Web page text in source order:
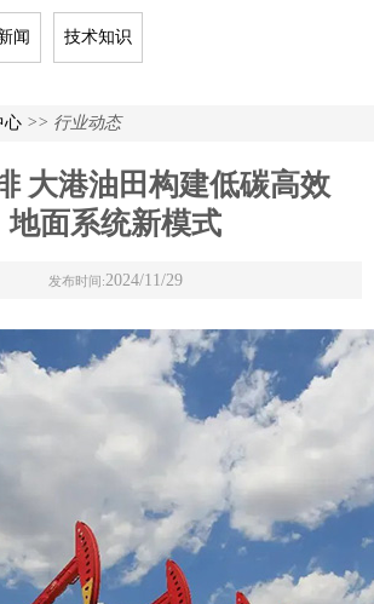
闻 技术知识
心 >> 行业动态
大港油田构建低碳高效
地面系统新模式
发布时间:2024/11/29